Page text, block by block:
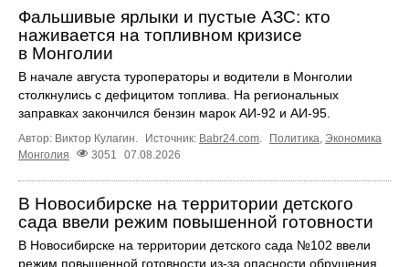
Фальшивые ярлыки и пустые АЗС: кто
наживается на топливном кризисе
в Монголии
В начале августа туроператоры и водители в Монголии
столкнулись с дефицитом топлива. На региональных
заправках закончился бензин марок АИ-92 и АИ-95.
Автор: Виктор Кулагин. Источник: Babr24.com. Политика, Экономика
Монголия
3051 07.08.2026
В Новосибирске на территории детского
сада ввели режим повышенной готовности
В Новосибирске на территории детского сада №102 ввели
режим повышенной готовности из-за опасности обрушения